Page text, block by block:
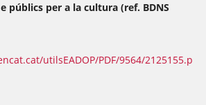
públics per a la cultura (ref. BDNS
utilsEADOP/PDF/9564/2125155.p